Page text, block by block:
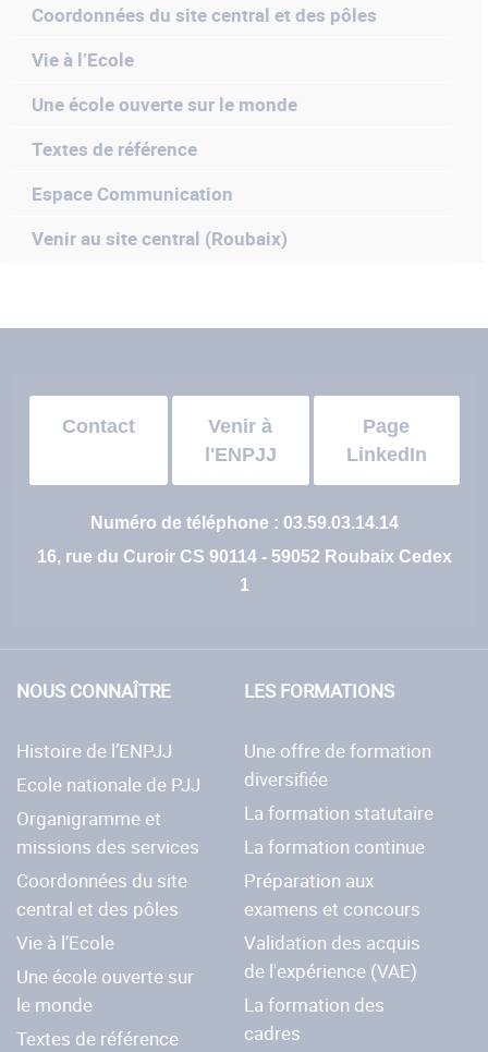
Coordonnées du site central et des pôles
Vie à l’Ecole
Une école ouverte sur le monde
Textes de référence
Espace Communication
Venir au site central (Roubaix)
Contact
Venir à
l'ENPJJ
Page
LinkedIn
Numéro de téléphone : 03.59.03.14.14
16, rue du Curoir CS 90114 - 59052 Roubaix Cedex
1
NOUS CONNAÎTRE
Histoire de l’ENPJJ
Ecole nationale de PJJ
Organigramme et
missions des services
Coordonnées du site
central et des pôles
Vie à l’Ecole
Une école ouverte sur
le monde
Textes de référence
LES FORMATIONS
Une offre de formation
diversifiée
La formation statutaire
La formation continue
Préparation aux
examens et concours
Validation des acquis
de l'expérience (VAE)
La formation des
cadres